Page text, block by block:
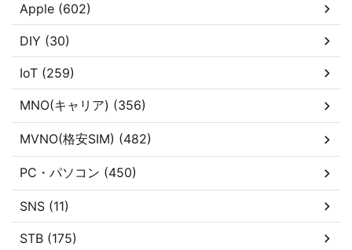
Apple (602)
DIY (30)
IoT (259)
MNO(キャリア) (356)
MVNO(格安SIM) (482)
PC・パソコン (450)
SNS (11)
STB (175)